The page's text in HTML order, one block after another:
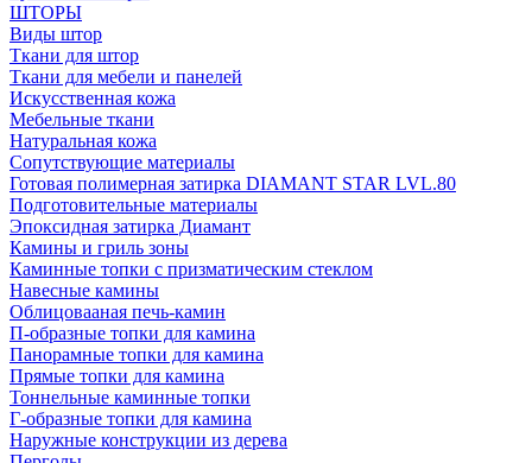
ШТОРЫ
Виды штор
Ткани для штор
Ткани для мебели и панелей
Искусственная кожа
Мебельные ткани
Натуральная кожа
Сопутствующие материалы
Готовая полимерная затирка DIAMANT STAR LVL.80
Подготовительные материалы
Эпоксидная затирка Диамант
Камины и гриль зоны
Каминные топки с призматическим стеклом
Навесные камины
Облицовааная печь-камин
П-образные топки для камина
Панорамные топки для камина
Прямые топки для камина
Тоннельные каминные топки
Г-образные топки для камина
Наружные конструкции из дерева